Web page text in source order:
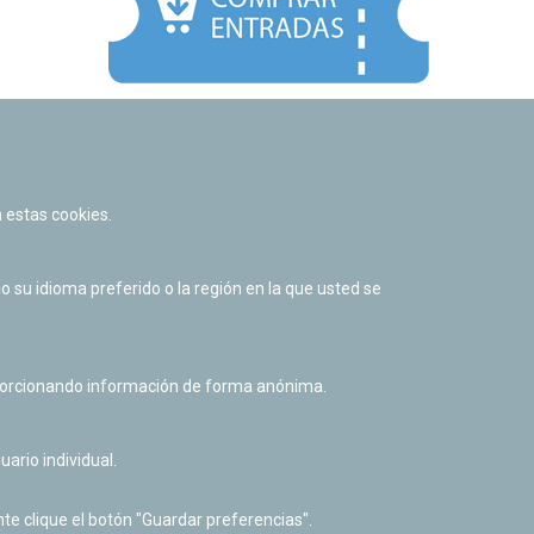
Política de cookies
Derecho de acceso a información pública
cookies.
su idioma preferido o la región en la que usted se
información de forma anónima.
individual.
clique el botón "Guardar preferencias".